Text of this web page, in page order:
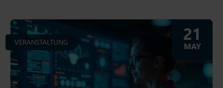
VERANSTALTUNG 21
MAY